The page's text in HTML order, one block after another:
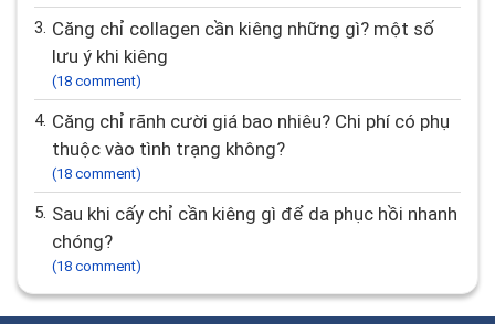
3. căng chỉ collagen cần kiêng những gì? một số
lưu ý khi kiêng
(18 comment)
4. Căng chỉ rãnh cười giá bao nhiêu? Chi phí có phụ
thuộc vào tình trạng không?
(18 comment)
5. Sau khi cấy chỉ cần kiêng gì để da phục hồi nhanh
chóng?
(18 comment)